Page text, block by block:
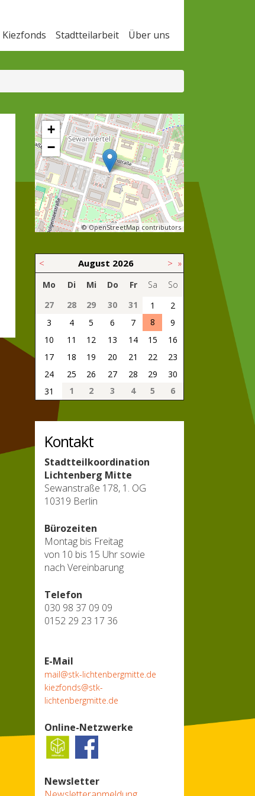
Kiezfonds Stadtteilarbeit Über uns
+
−
© OpenStreetMap contributors
< August 2026 > »
Mo Di Mi Do Fr Sa
So
27
28 29 30 31 1
2
3
4 5 6 7 8
9
10
11 12 13 14 15
16
17
18 19 20 21 22
23
24
25 26 27 28 29
30
31
1 2 3 4 5 6
Kontakt
Stadtteilkoordination
Lichtenberg Mitte
Sewanstraße 178, 1. OG
10319 Berlin
Bürozeiten
Montag bis Freitag
von 10 bis 15 Uhr sowie
nach Vereinbarung
Telefon
030 98 37 09 09
0152 29 23 17 36
E-Mail
mail@stk-lichtenbergmitte.de
kiezfonds@stk-
lichtenbergmitte.de
Online-Netzwerke
Newsletter